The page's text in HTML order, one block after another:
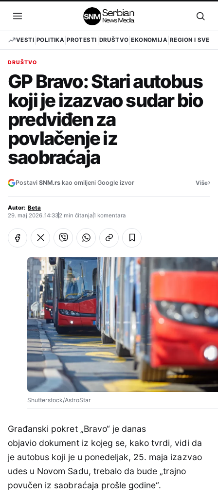
sadržaj
Otvori
meni
VESTI POLITIKA PROTESTI DRUŠTVO EKONOMIJA REGION I SVET
DRUŠTVO
GP Bravo: Stari autobus
koji je izazvao sudar bio
predviđen za
povlačenje iz
saobraćaja
Postavi SNM.rs kao omiljeni Google izvor Više›
Autor: Beta
29. maj 2026.14:332 min čitanja1 komentara
Shutterstock/AstroStar
Građanski pokret „Bravo“ je danas
objavio dokument iz kojeg se, kako tvrdi, vidi da
je autobus koji je u ponedeljak, 25. maja izazvao
udes u Novom Sadu, trebalo da bude „trajno
povučen iz saobraćaja prošle godine“.